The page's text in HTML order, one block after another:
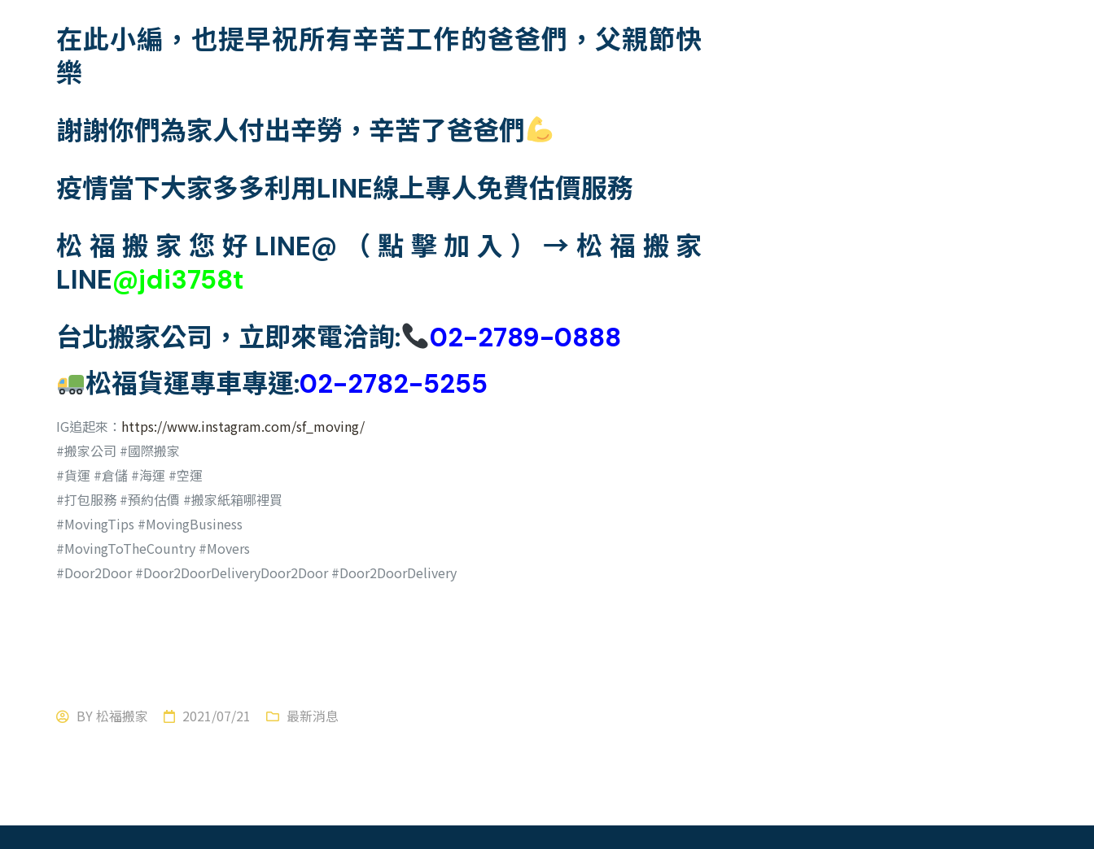
在此小編，也提早祝所有辛苦工作的爸爸們，父親節快
樂
謝謝你們為家人付出辛勞，辛苦了爸爸們
疫情當下大家多多利用LINE線上專人免費估價服務
松福搬家您好LINE@（點擊加入）→ 松福搬家
LINE@jdi3758t
台北搬家公司，立即來電洽詢:
02-2789-0888
松福貨運專車專運:02-2782-5255
IG追起來： https://www.instagram.com/sf_moving/
#搬家公司 #國際搬家
#貨運 #倉儲 #海運 #空運
#打包服務 #預約估價 #搬家紙箱哪裡買
#MovingTips #MovingBusiness
#MovingToTheCountry #Movers
#Door2Door #Door2DoorDeliveryDoor2Door #Door2DoorDelivery
BY松福搬家 2021/07/21 最新消息